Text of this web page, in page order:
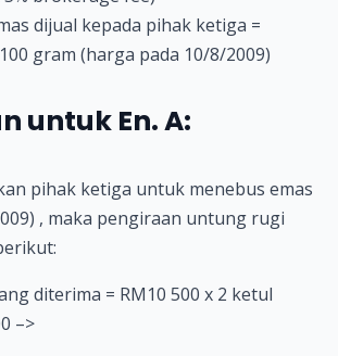
dijual kepada pihak ketiga =
gram (harga pada 10/8/2009)
untuk En. A:
pihak ketiga untuk menebus emas
, maka pengiraan untung rugi
diterima = RM10 500 x 2 ketul
–>